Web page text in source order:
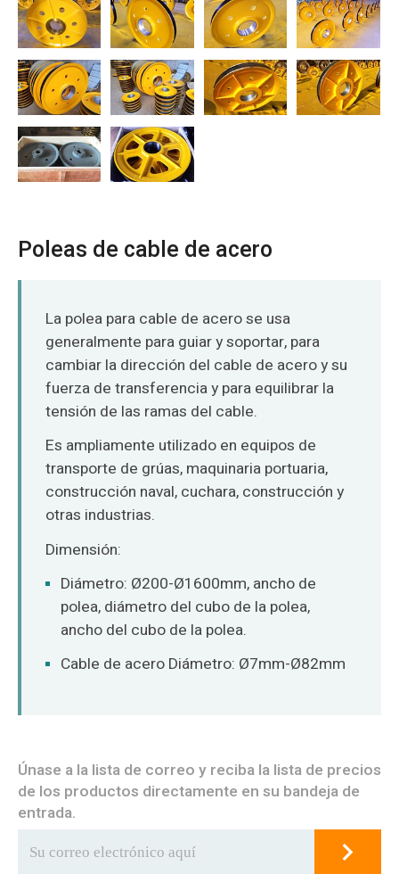
Poleas de cable de acero
La polea para cable de acero se usa
generalmente para guiar y soportar, para
cambiar la dirección del cable de acero y su
fuerza de transferencia y para equilibrar la
tensión de las ramas del cable.
Es ampliamente utilizado en equipos de
transporte de grúas, maquinaria portuaria,
construcción naval, cuchara, construcción y
otras industrias.
Dimensión:
Diámetro: Ø200-Ø1600mm, ancho de
polea, diámetro del cubo de la polea,
ancho del cubo de la polea.
Cable de acero Diámetro: Ø7mm-Ø82mm
Únase a la lista de correo y reciba la lista de precios
de los productos directamente en su bandeja de
entrada.